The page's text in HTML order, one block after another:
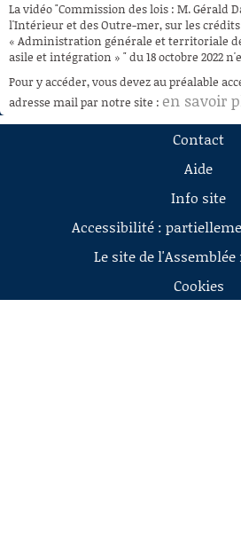
À LA DEMANDE
RECHERCHE
AIDE À LA DÉCOUPE
DE VIDÉOS
La vidéo "Commission des lois : M. Gérald
l'Intérieur et des Outre-mer, sur les crédits
« Administration générale et territoriale
asile et intégration » " du 18 octobre 2022
Pour y accéder, vous devez au préalable
adresse mail par notre site : en savoir
Contact
Aide
Info site
Accessibilité :
Le site de
Cookies